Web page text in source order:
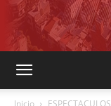
Inicio ESPECTACULOS